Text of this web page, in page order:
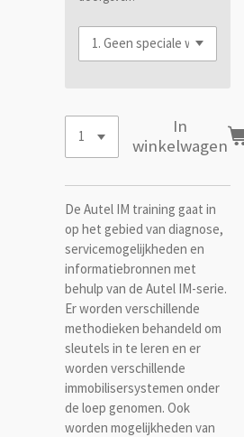
In
winkelwagen
De Autel IM training gaat in
op het gebied van diagnose,
servicemogelijkheden en
informatiebronnen met
behulp van de Autel IM-serie.
Er worden verschillende
methodieken behandeld om
sleutels in te leren en er
worden verschillende
immobilisersystemen onder
de loep genomen. Ook
worden mogelijkheden van